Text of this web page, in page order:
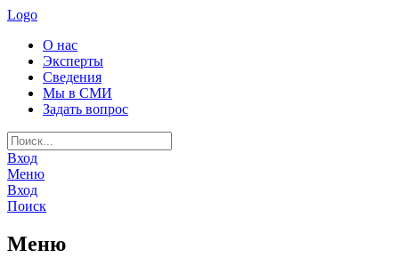
Logo
О нас
Эксперты
Сведения
Мы в СМИ
Задать вопрос
Вход
Меню
Вход
Поиск
Меню